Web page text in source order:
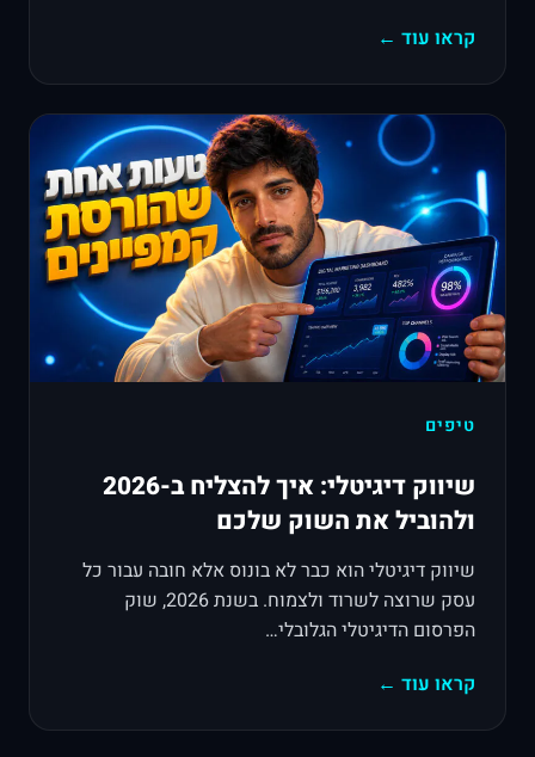
קראו עוד ←
טיפים
שיווק דיגיטלי: איך להצליח ב-2026
ולהוביל את השוק שלכם
שיווק דיגיטלי הוא כבר לא בונוס אלא חובה עבור כל
עסק שרוצה לשרוד ולצמוח. בשנת 2026, שוק
הפרסום הדיגיטלי הגלובלי…
קראו עוד ←